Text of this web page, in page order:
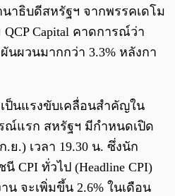
าธิบดีสหรัฐฯ จากพรรคเดโม
Capital คาดการณ์ว่า
นผวนมากกว่า 3.3% หลังกา
ป็นแรงขับเคลื่อนสำคัญใน
ณ์แรก สหรัฐฯ มีกำหนดเปิด
ย.) เวลา 19.30 น. ซึ่งนัก
CPI ทั่วไป (Headline CPI)
จะเพิ่มขึ้น 2.6% ในเดือน